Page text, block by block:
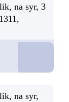
na syr, 3
na syr,